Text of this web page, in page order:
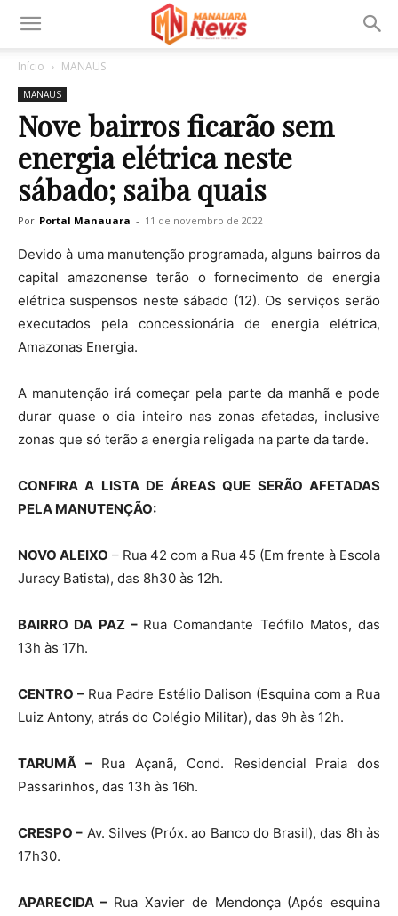
Início MANAUS
MANAUS
Nove bairros ficarão sem
energia elétrica neste
sábado; saiba quais
Por Portal Manauara - 11 de novembro de 2022
Devido à uma manutenção programada, alguns bairros da
capital amazonense terão o fornecimento de energia
elétrica suspensos neste sábado (12). Os serviços serão
executados pela concessionária de energia elétrica,
Amazonas Energia.
A manutenção irá começar pela parte da manhã e pode
durar quase o dia inteiro nas zonas afetadas, inclusive
zonas que só terão a energia religada na parte da tarde.
CONFIRA A LISTA DE ÁREAS QUE SERÃO AFETADAS
PELA MANUTENÇÃO:
NOVO ALEIXO – Rua 42 com a Rua 45 (Em frente à Escola
Juracy Batista), das 8h30 às 12h.
BAIRRO DA PAZ – Rua Comandante Teófilo Matos, das
13h às 17h.
CENTRO –Rua Padre Estélio Dalison (Esquina com a Rua
Luiz Antony, atrás do Colégio Militar), das 9h às 12h.
TARUMÃ –Rua Açanã, Cond. Residencial Praia dos
Passarinhos, das 13h às 16h.
CRESPO – Av. Silves (Próx. ao Banco do Brasil), das 8h às
17h30.
APARECIDA –Rua Xavier de Mendonça (Após esquina